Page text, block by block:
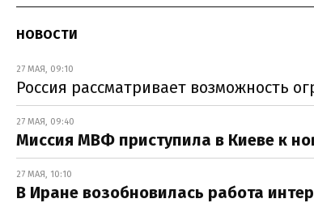
НОВОСТИ
27 МАЯ, 09:10
Россия рассматривает возможность
27 МАЯ, 09:40
Миссия МВФ приступила в Киеве к
27 МАЯ, 10:10
В Иране возобновилась работа